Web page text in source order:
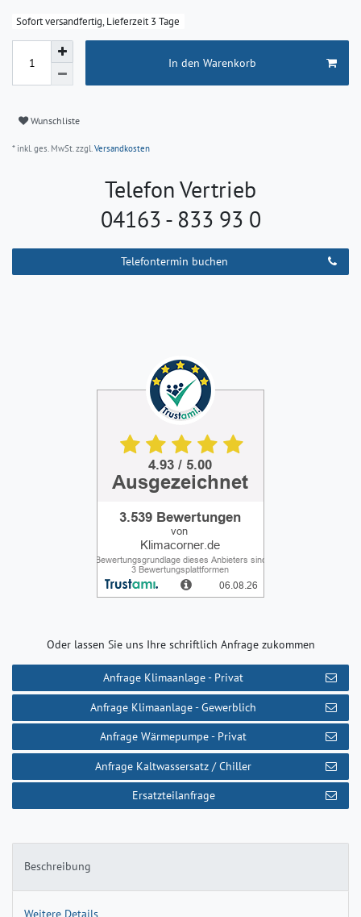
Sofort versandfertig, Lieferzeit 3 Tage
In den Warenkorb
Wunschliste
* inkl. ges. MwSt. zzgl.Versandkosten
Beschreibung
Weitere Details
Telefon Vertrieb
04163 - 833 93 0
Telefontermin buchen
Oder lassen Sie uns Ihre schriftlich Anfrage zukommen
Anfrage Klimaanlage - Privat
Anfrage Klimaanlage - Gewerblich
Anfrage Wärmepumpe - Privat
Anfrage Kaltwassersatz / Chiller
Ersatzteilanfrage